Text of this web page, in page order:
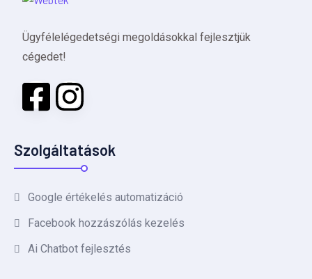
Ügyfélelégedetségi megoldásokkal fejlesztjük
cégedet!
Szolgáltatások
Google értékelés automatizáció
Facebook hozzászólás kezelés
Ai Chatbot fejlesztés